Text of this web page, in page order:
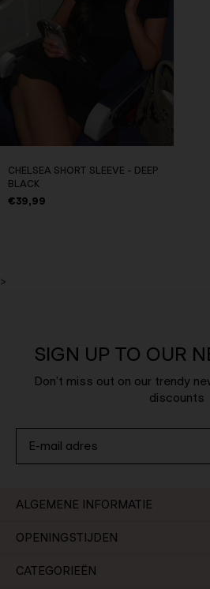
CHELSEA SHORT SLEEVE - DEEP
BLACK
€39,99
>
SIGN UP TO OUR
Don't miss out on our trendy
discounts
ALGEMENE INFORMATIE
OPENINGSTIJDEN
CATEGORIEËN